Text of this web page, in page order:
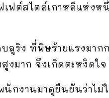
ฟต์สไตล์เกาหลีแห่ง
ริง ที่พิษร้ายแรงมาก
งมาก จึงเกิดตะหงิดใ
งานมาดูยืนยันว่าไม่ใ